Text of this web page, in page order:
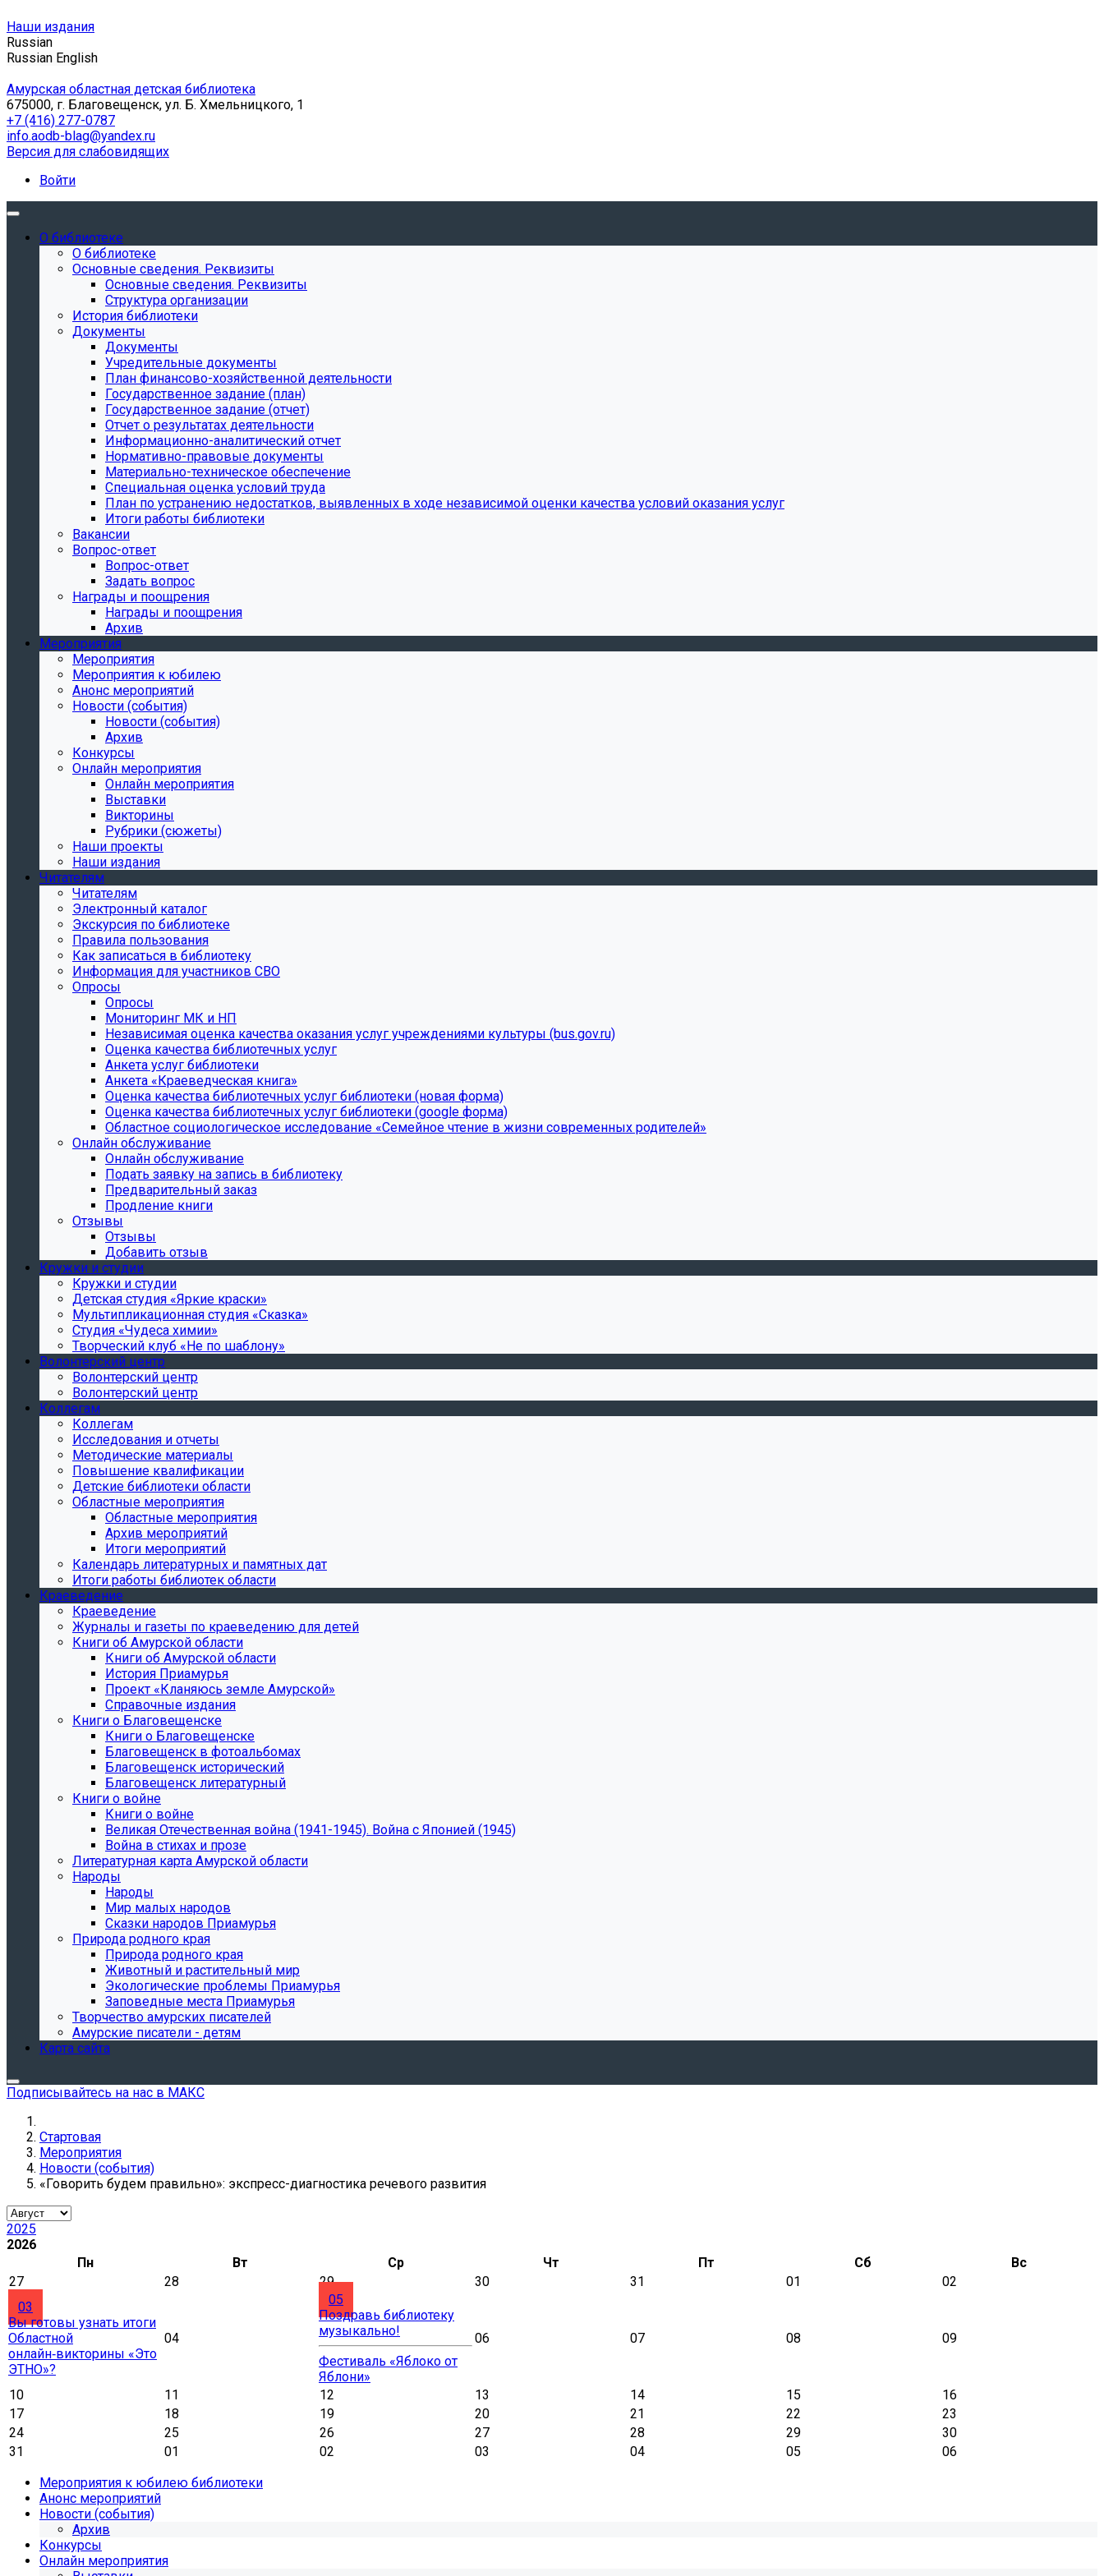
Наши издания
Russian
Russian English
Амурская областная детская библиотека
675000, г. Благовещенск, ул. Б. Хмельницкого, 1
+7 (416) 277-0787
info.aodb-blag@yandex.ru
Версия для слабовидящих
Войти
О библиотеке
О библиотеке
Основные сведения. Реквизиты
Основные сведения. Реквизиты
Структура организации
История библиотеки
Документы
Документы
Учредительные документы
План финансово-хозяйственной деятельности
Государственное задание (план)
Государственное задание (отчет)
Отчет о результатах деятельности
Информационно-аналитический отчет
Нормативно-правовые документы
Материально-техническое обеспечение
Специальная оценка условий труда
План по устранению недостатков, выявленных в ходе независимой оценки качества условий оказания услуг
Итоги работы библиотеки
Вакансии
Вопрос-ответ
Вопрос-ответ
Задать вопрос
Награды и поощрения
Награды и поощрения
Архив
Мероприятия
Мероприятия
Мероприятия к юбилею
Анонс мероприятий
Новости (события)
Новости (события)
Архив
Конкурсы
Онлайн мероприятия
Онлайн мероприятия
Выставки
Викторины
Рубрики (сюжеты)
Наши проекты
Наши издания
Читателям
Читателям
Электронный каталог
Экскурсия по библиотеке
Правила пользования
Как записаться в библиотеку
Информация для участников СВО
Опросы
Опросы
Мониторинг МК и НП
Независимая оценка качества оказания услуг учреждениями культуры (bus.gov.ru)
Оценка качества библиотечных услуг
Анкета услуг библиотеки
Анкета «Краеведческая книга»
Oценка качества библиотечных услуг библиотеки (новая форма)
Oценка качества библиотечных услуг библиотеки (google форма)
Областное социологическое исследование «Семейное чтение в жизни современных родителей»
Онлайн обслуживание
Онлайн обслуживание
Подать заявку на запись в библиотеку
Предварительный заказ
Продление книги
Отзывы
Отзывы
Добавить отзыв
Кружки и студии
Кружки и студии
Детская студия «Яркие краски»
Мультипликационная студия «Сказка»
Студия «Чудеса химии»
Творческий клуб «Не по шаблону»
Волонтерский центр
Волонтерский центр
Волонтерский центр
Коллегам
Коллегам
Исследования и отчеты
Методические материалы
Повышение квалификации
Детские библиотеки области
Областные мероприятия
Областные мероприятия
Архив мероприятий
Итоги мероприятий
Календарь литературных и памятных дат
Итоги работы библиотек области
Краеведение
Краеведение
Журналы и газеты по краеведению для детей
Книги об Амурской области
Книги об Амурской области
История Приамурья
Проект «Кланяюсь земле Амурской»
Справочные издания
Книги о Благовещенске
Книги о Благовещенске
Благовещенск в фотоальбомах
Благовещенск исторический
Благовещенск литературный
Книги о войне
Книги о войне
Великая Отечественная война (1941-1945). Война с Японией (1945)
Война в стихах и прозе
Литературная карта Амурской области
Народы
Народы
Мир малых народов
Сказки народов Приамурья
Природа родного края
Природа родного края
Животный и растительный мир
Экологические проблемы Приамурья
Заповедные места Приамурья
Творчество амурских писателей
Амурские писатели - детям
Карта сайта
Подписывайтесь на нас в МАКС
Стартовая
Мероприятия
Новости (события)
«Говорить будем правильно»: экспресс-диагностика речевого развития
2025
2026
Пн
Вт Ср Чт Пт Сб
Вс
27
28 29 30 31 01
02
03
Вы готовы узнать итоги
Областной
онлайн‑викторины «Это
ЭТНО»?
04
05
Поздравь библиотеку
музыкально!
Фестиваль «Яблоко от
Яблони»
06 07 08 09
10 11 12 13 14 15
16
17
18 19 20 21 22
23
24
25 26 27 28 29
30
31
01 02 03 04 05
06
Мероприятия к юбилею библиотеки
Анонс мероприятий
Новости (события)
Архив
Конкурсы
Онлайн мероприятия